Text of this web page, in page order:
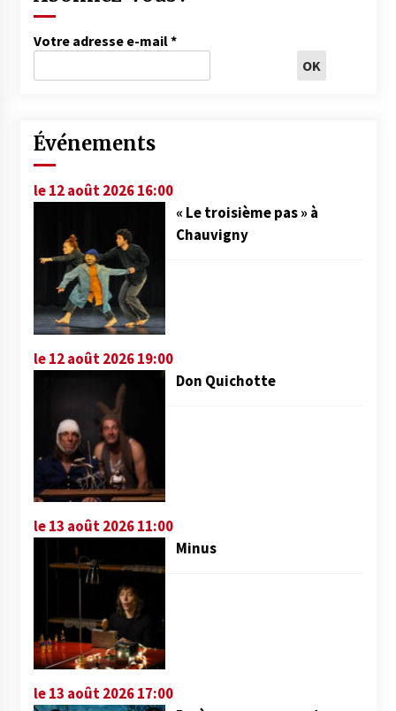
Votre adresse e-mail*
Événements
le 12 août 2026 16:00
« Le troisième pas » à
Chauvigny
le 12 août 2026 19:00
Don Quichotte
le 13 août 2026 11:00
Minus
le 13 août 2026 17:00